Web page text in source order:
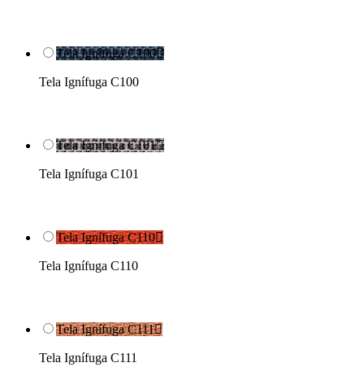
Tela Ignífuga C100
Tela Ignífuga C100
Tela Ignífuga C101
Tela Ignífuga C101
Tela Ignífuga C110
Tela Ignífuga C110
Tela Ignífuga C111
Tela Ignífuga C111